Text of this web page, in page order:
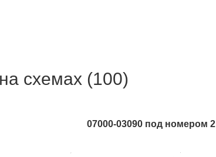
схемах (100)
07000-03090 под номером 2